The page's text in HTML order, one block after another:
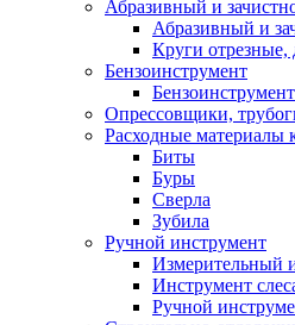
Абразивный и
Абразивный и
Круги отрезные,
Бензоинструмент
Опрессовщики,
Расходные материалы
Биты
Буры
Сверла
Зубила
Ручной инструмент
Измерительный
Инструмент
Ручной